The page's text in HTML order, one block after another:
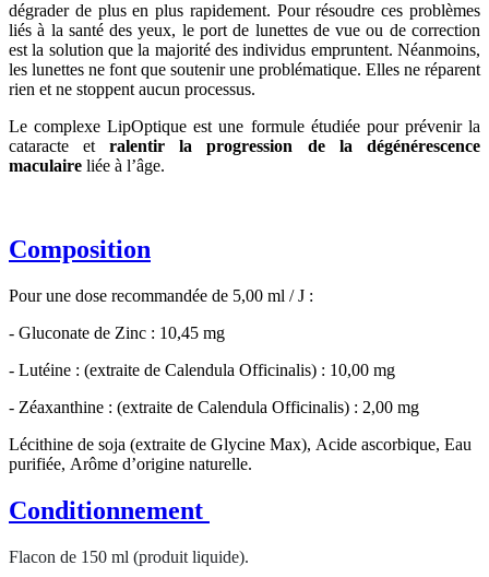
dégrader de plus en plus rapidement. Pour résoudre ces problèmes
liés à la santé des yeux, le port de lunettes de vue ou de correction
est la solution que la majorité des individus empruntent. Néanmoins,
les lunettes ne font que soutenir une problématique. Elles ne réparent
rien et ne stoppent aucun processus.
Le complexe LipOptique est une formule étudiée pour prévenir la
cataracte et ralentir la progression de la dégénérescence
maculaire liée à l’âge.
Composition
Pour une dose recommandée de 5,00 ml / J :
- Gluconate de Zinc : 10,45 mg
- Lutéine : (extraite de Calendula Officinalis) : 10,00 mg
- Zéaxanthine : (extraite de Calendula Officinalis) : 2,00 mg
Lécithine de soja (extraite de Glycine Max), Acide ascorbique, Eau
purifiée, Arôme d’origine naturelle.
Conditionnement
Flacon de 150 ml (produit liquide).